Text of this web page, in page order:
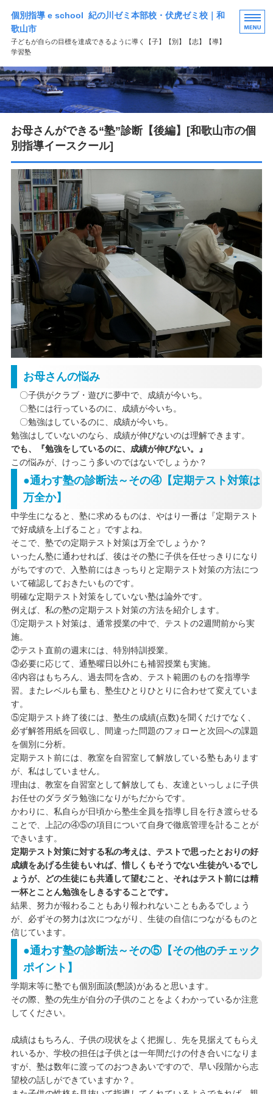
個別指導 e school 紀の川ゼミ本部校・伏虎ゼミ校｜和
歌山市
子どもが自らの目標を達成できるように導く【子】【別】【志】【導】
学習塾
HOME
選ばれる理由
学習塾コース案内
お問い合わせ
お母さんができる“塾”診断【後編】[和歌山市の個
別指導イースクール]
お母さんの悩み
〇子供がクラブ・遊びに夢中で、成績が今いち。
〇塾には行っているのに、成績が今いち。
〇勉強はしているのに、成績が今いち。
勉強はしていないのなら、成績が伸びないのは理解できます。
でも、『勉強をしているのに、成績が伸びない。』
この悩みが、けっこう多いのではないでしょうか？
●通わす塾の診断法～その④【定期テスト対策は
万全か】
中学生になると、塾に求めるものは、やはり一番は『定期テスト
で好成績を上げること』ですよね。
そこで、塾での定期テスト対策は万全でしょうか？
いったん塾に通わせれば、後はその塾に子供を任せっきりになり
がちですので、入塾前にはきっちりと定期テスト対策の方法につ
いて確認しておきたいものです。
明確な定期テスト対策をしていない塾は論外です。
例えば、私の塾の定期テスト対策の方法を紹介します。
①定期テスト対策は、通常授業の中で、テストの2週間前から実
施。
②テスト直前の週末には、特別特訓授業。
③必要に応じて、通塾曜日以外にも補習授業も実施。
④内容はもちろん、過去問を含め、テスト範囲のものを指導学
習。またレベルも量も、塾生ひとりひとりに合わせて変えていま
す。
⑤定期テスト終了後には、塾生の成績(点数)を聞くだけでなく、
必ず解答用紙を回収し、間違った問題のフォローと次回への課題
を個別に分析。
定期テスト前には、教室を自習室して解放している塾もあります
が、私はしていません。
理由は、教室を自習室として解放しても、友達といっしょに子供
お任せのダラダラ勉強になりがちだからです。
かわりに、私自らが日頃から塾生全員を指導し目を行き渡らせる
ことで、上記の④⑤の項目について自身で徹底管理を計ることが
できいます。
定期テスト対策に対する私の考えは、テストで思ったとおりの好
成績をあげる生徒もいれば、惜しくもそうでない生徒がいるでし
ょうが、どの生徒にも共通して望むこと、それはテスト前には精
一杯とことん勉強をしきるすることです。
結果、努力が報わることもあり報われないこともあるでしょう
が、必ずその努力は次につながり、生徒の自信につながるものと
信じています。
●通わす塾の診断法～その⑤【その他のチェック
ポイント】
学期末等に塾でも個別面談(懇談)があると思います。
その際、塾の先生が自分の子供のことをよくわかっているか注意
してください。
成績はもちろん、子供の現状をよく把握し、先を見据えてもらえ
れいるか、学校の担任は子供とは一年間だけの付き合いになりま
すが、塾は数年に渡ってのおつきあいですので、早い段階から志
望校の話しができていますか？。